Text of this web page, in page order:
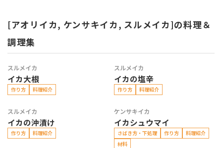
[アオリイカ, ケンサキイカ, スルメイカ]の料理＆
調理集
スルメイカ
イカ大根
作り方 料理紹介
スルメイカ
イカの塩辛
作り方 料理紹介
スルメイカ
イカの沖漬け
作り方 料理紹介
ケンサキイカ
イカシュウマイ
さばき方・下処理 作り方
料理紹介
材料